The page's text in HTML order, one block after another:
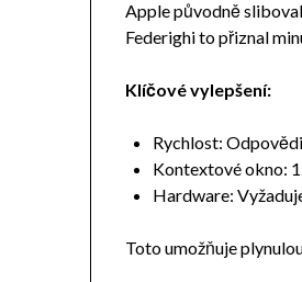
Apple původně
Federighi to přiznal
Klíčové vylepšení:
Rychlost:
Kontextové okno:
Hardware:
Toto umožňuje